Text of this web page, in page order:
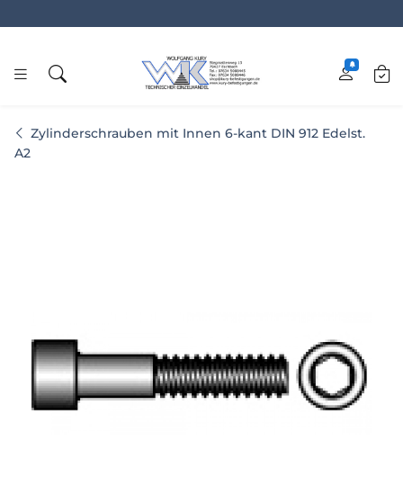
www.kury.de
Zylinderschrauben mit Innen 6-kant DIN 912 Edelst.
A2